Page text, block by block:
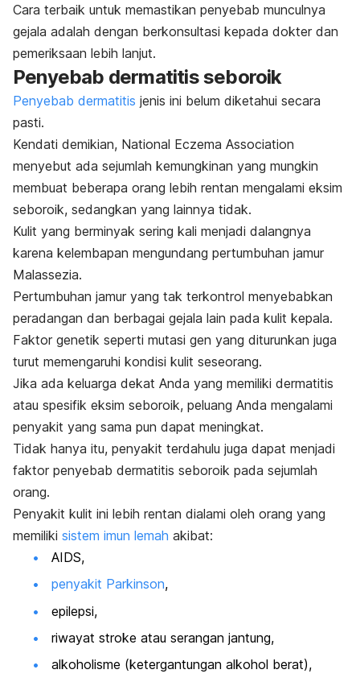
Cara terbaik untuk memastikan penyebab munculnya
gejala adalah dengan berkonsultasi kepada dokter dan
pemeriksaan lebih lanjut.
Penyebab dermatitis seboroik
Penyebab dermatitis jenis ini belum diketahui secara
pasti.
Kendati demikian, National Eczema Association
menyebut ada sejumlah kemungkinan yang mungkin
membuat beberapa orang lebih rentan mengalami eksim
seboroik, sedangkan yang lainnya tidak.
Kulit yang berminyak sering kali menjadi dalangnya
karena kelembapan mengundang pertumbuhan jamur
Malassezia.
Pertumbuhan jamur yang tak terkontrol menyebabkan
peradangan dan berbagai gejala lain pada kulit kepala.
Faktor genetik seperti mutasi gen yang diturunkan juga
turut memengaruhi kondisi kulit seseorang.
Jika ada keluarga dekat Anda yang memiliki dermatitis
atau spesifik eksim seboroik, peluang Anda mengalami
penyakit yang sama pun dapat meningkat.
Tidak hanya itu, penyakit terdahulu juga dapat menjadi
faktor penyebab dermatitis seboroik pada sejumlah
orang.
Penyakit kulit ini lebih rentan dialami oleh orang yang
memiliki sistem imun lemah akibat:
AIDS,
penyakit Parkinson,
epilepsi,
riwayat stroke atau serangan jantung,
alkoholisme (ketergantungan alkohol berat),